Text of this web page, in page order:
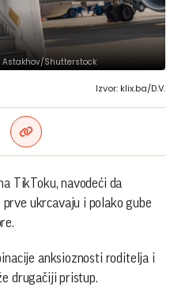
Astakhov/Shutterstock
Izvor: klix.ba/D.V.
TikToku, navodeći da
ukrcavaju i polako gube
anksioznosti roditelja i
drugačiji pristup.